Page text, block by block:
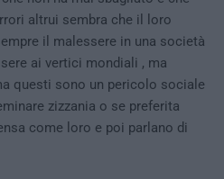
altrui sembra che il loro
il malessere in una società
ai vertici mondiali , ma
questi sono un pericolo sociale
zizzania o se preferita
come loro e poi parlano di